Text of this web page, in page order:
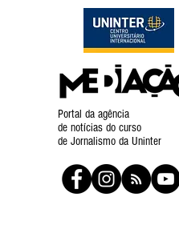
Portal da agência
de notícias do curso
de Jornalismo da Uninter